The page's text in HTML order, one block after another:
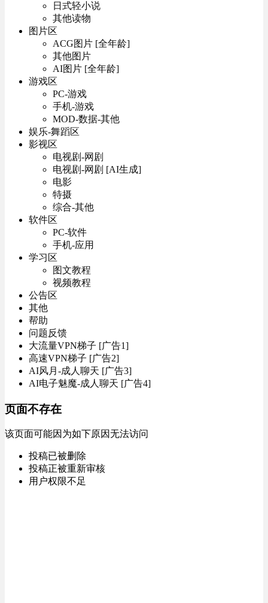
日式轻小说
其他读物
图片区
ACG图片 [全年龄]
其他图片
AI图片 [全年龄]
游戏区
PC-游戏
手机-游戏
MOD-数据-其他
娱乐-舞蹈区
影视区
电视剧-网剧
电视剧-网剧 [AI生成]
电影
特摄
综合-其他
软件区
PC-软件
手机-应用
学习区
图文教程
视频教程
公告区
其他
帮助
问题反馈
大流量VPN梯子 [广告1]
高速VPN梯子 [广告2]
AI风月-成人聊天 [广告3]
AI电子魅魔-成人聊天 [广告4]
页面不存在
该页面可能因为如下原因无法访问
投稿已被删除
投稿正被重新审核
用户权限不足